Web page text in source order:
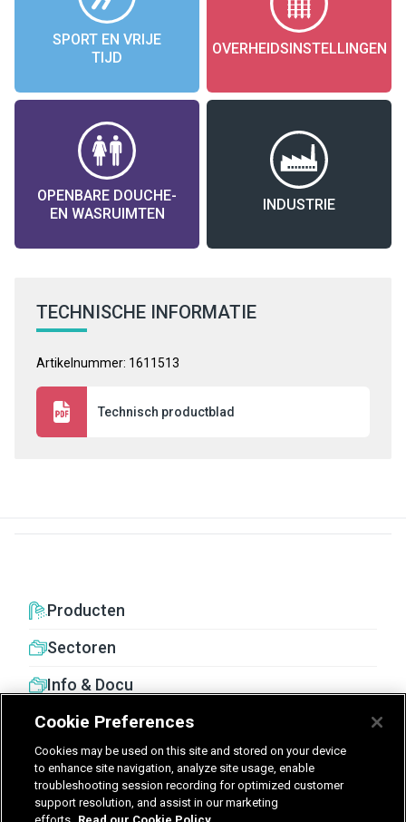
SPORT EN VRIJE
TIJD
OVERHEIDSINSTELLINGEN
OPENBARE DOUCHE-
EN WASRUIMTEN
INDUSTRIE
TECHNISCHE INFORMATIE
Artikelnummer: 1611513
Technisch productblad
Producten
Sectoren
Info & Docu
United Kingdom Germany Nederland
Cookie Preferences
Cookies may be used on this site and stored on your device
to enhance site navigation, analyze site usage, enable
troubleshooting session recording for optimized customer
support resolution, and assist in our marketing